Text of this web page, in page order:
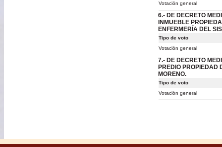
Votación general
6.- DE DECRETO
INMUEBLE
ENFERMERÍA DEL
Tipo de voto
Votación general
7.- DE DECRETO
PREDIO PROPIEDAD
MORENO.
Tipo de voto
Votación general